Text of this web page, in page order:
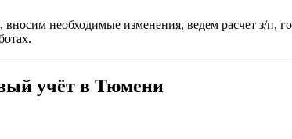
необходимые изменения, ведем расчет з/п,
учёт в Тюмени